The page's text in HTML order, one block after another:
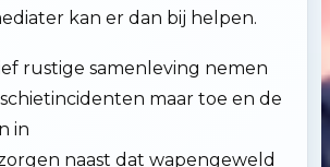
kan er dan bij helpen.
rustige samenleving nemen
maar toe en de
in
naast dat wapengeweld